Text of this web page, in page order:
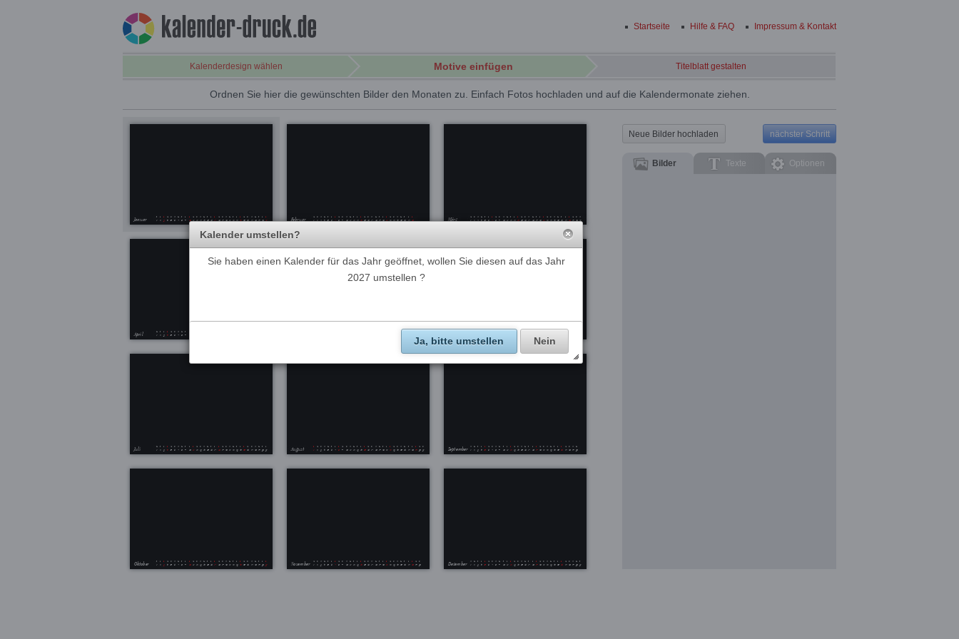
Startseite Hilfe & FAQ Impressum & Kontakt
Kalenderdesign wählen Motive einfügen Titelblatt gestalten
Ordnen Sie hier die gewünschten Bilder den Monaten zu. Einfach Fotos hochladen und auf die Kalendermonate ziehen.
Neue Bilder hochladen nächster Schritt
Bilder Texte Optionen
Kalender umstellen?
Sie haben einen Kalender für das Jahr geöffnet, wollen Sie diesen auf das Jahr
2027 umstellen ?
Ja, bitte umstellen Nein